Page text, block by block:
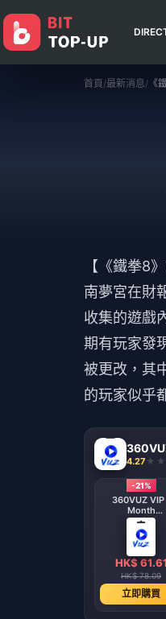
首頁/最新消息/ 《
【《鐵拳8
南夢宮在財
收集的遊戲
期有玩家發
被更改，其
的玩家似乎
4.27
-21%
360VUZ VIP
Month
Subscription
(GCC)
HK$ 61.61
HK$ 78.09
立即購買